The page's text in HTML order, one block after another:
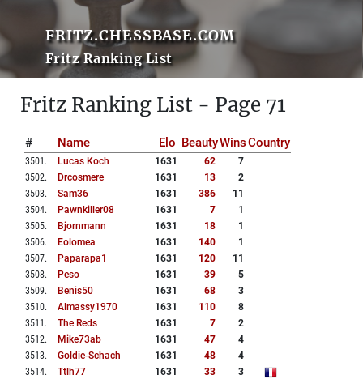
FRITZ.CHESSBASE.COM
Fritz Ranking List
Fritz Ranking List - Page 71
# Name Elo BeautyWinsCountry
3501 . Lucas Koch 1631 62
7
3502. Drcosmere 1631 13
2
3503. Sam36 1631 386
11
3504. Pawnkiller08 1631 7
1
3505. Bjornmann 1631 18
1
3506. Eolomea 1631 140
1
3507. Paparapa1 1631 120
11
3508. Peso 1631 39
5
3509. Benis50 1631 68
3
3510. Almassy1970 1631 110
8
3511 . The Reds 1631 7
2
3512. Mike73ab 1631 47
4
3513. Goldie-Schach 1631 48
4
3514. Ttlh77 1631 33
3